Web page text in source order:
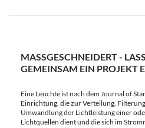
MASSGESCHNEIDERT -
EMEINSAM EIN PROJEKT
Eine Leuchte ist nach dem Journal of
Einrichtung, die zur Verteilung,
Umwandlung der Lichtleistung einer
Lichtquellen dient und die sich im